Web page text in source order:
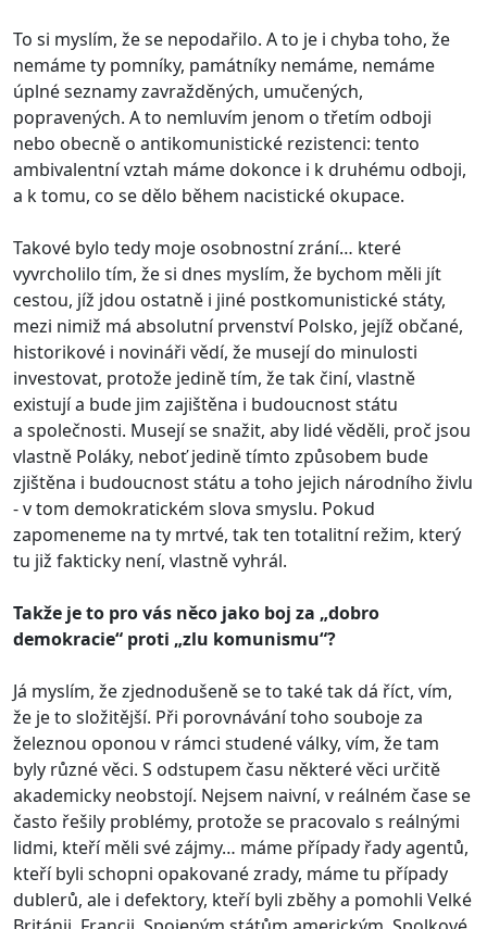
To si myslím, že se nepodařilo. A to je i chyba toho, že
nemáme ty pomníky, památníky nemáme, nemáme
úplné seznamy zavražděných, umučených,
popravených. A to nemluvím jenom o třetím odboji
nebo obecně o antikomunistické rezistenci: tento
ambivalentní vztah máme dokonce i k druhému odboji,
a k tomu, co se dělo během nacistické okupace.
Takové bylo tedy moje osobnostní zrání… které
vyvrcholilo tím, že si dnes myslím, že bychom měli jít
cestou, jíž jdou ostatně i jiné postkomunistické státy,
mezi nimiž má absolutní prvenství Polsko, jejíž občané,
historikové i novináři vědí, že musejí do minulosti
investovat, protože jedině tím, že tak činí, vlastně
existují a bude jim zajištěna i budoucnost státu
a společnosti. Musejí se snažit, aby lidé věděli, proč jsou
vlastně Poláky, neboť jedině tímto způsobem bude
zjištěna i budoucnost státu a toho jejich národního živlu
- v tom demokratickém slova smyslu. Pokud
zapomeneme na ty mrtvé, tak ten totalitní režim, který
tu již fakticky není, vlastně vyhrál.
Takže je to pro vás něco jako boj za „dobro
demokracie“ proti „zlu komunismu“?
Já myslím, že zjednodušeně se to také tak dá říct, vím,
že je to složitější. Při porovnávání toho souboje za
železnou oponou v rámci studené války, vím, že tam
byly různé věci. S odstupem času některé věci určitě
akademicky neobstojí. Nejsem naivní, v reálném čase se
často řešily problémy, protože se pracovalo s reálnými
lidmi, kteří měli své zájmy… máme případy řady agentů,
kteří byli schopni opakované zrady, máme tu případy
dublerů, ale i defektory, kteří byli zběhy a pomohli Velké